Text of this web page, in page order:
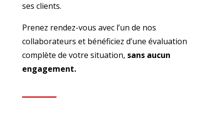
ses clients.
Prenez rendez-vous avec l’un de nos
collaborateurs et bénéficiez d’une évaluation
complète de votre situation, sans aucun
engagement.